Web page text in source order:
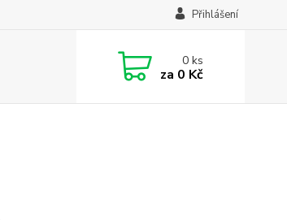
Přihlášení
0ks
za 0 Kč